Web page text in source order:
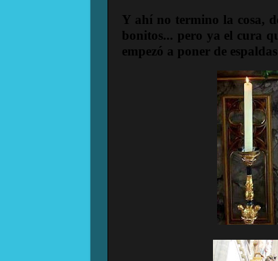
Y ahí no termino la cosa,
bonitos... pero ya el cura
empezó a poner de